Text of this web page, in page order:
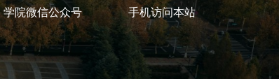
学院微信公众号 手机访问本站